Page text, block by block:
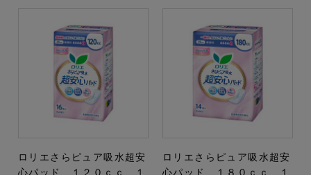
ロリエさらピュア吸水超安
心パッド １２０ｃｃ １
ロリエさらピュア吸水超安
心パッド １８０ｃｃ １